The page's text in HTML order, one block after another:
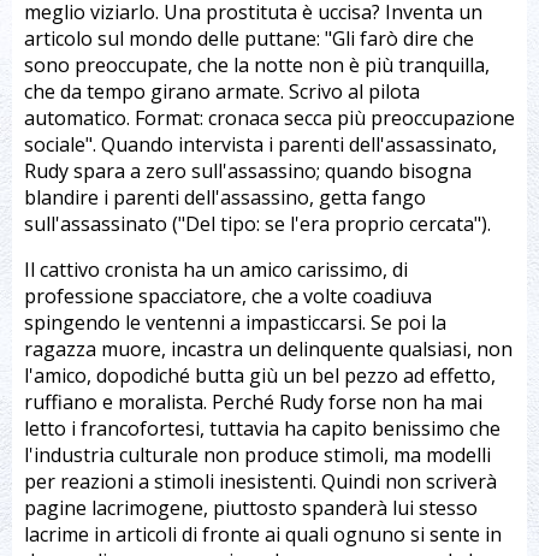
meglio viziarlo. Una prostituta è uccisa? Inventa un
articolo sul mondo delle puttane: "Gli farò dire che
sono preoccupate, che la notte non è più tranquilla,
che da tempo girano armate. Scrivo al pilota
automatico. Format: cronaca secca più preoccupazione
sociale". Quando intervista i parenti dell'assassinato,
Rudy spara a zero sull'assassino; quando bisogna
blandire i parenti dell'assassino, getta fango
sull'assassinato ("Del tipo: se l'era proprio cercata").
Il cattivo cronista ha un amico carissimo, di
professione spacciatore, che a volte coadiuva
spingendo le ventenni a impasticcarsi. Se poi la
ragazza muore, incastra un delinquente qualsiasi, non
l'amico, dopodiché butta giù un bel pezzo ad effetto,
ruffiano e moralista. Perché Rudy forse non ha mai
letto i francofortesi, tuttavia ha capito benissimo che
l'industria culturale non produce stimoli, ma modelli
per reazioni a stimoli inesistenti. Quindi non scriverà
pagine lacrimogene, piuttosto spanderà lui stesso
lacrime in articoli di fronte ai quali ognuno si sente in